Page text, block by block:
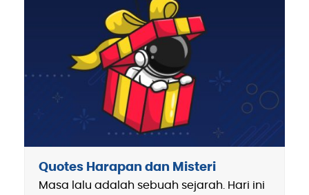
Quotes Harapan dan Misteri
Masa lalu adalah sebuah sejarah. Hari ini